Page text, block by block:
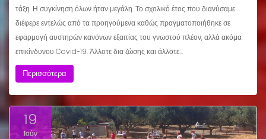
τάξη. Η συγκίνηση όλων ήταν μεγάλη. Το σχολικό έτος που διανύσαμε
διέφερε εντελώς από τα προηγούμενα καθώς πραγματοποιήθηκε σε
εφαρμογή αυστηρών κανόνων εξαιτίας του γνωστού πλέον, αλλά ακόμα
επικίνδυνου Covid-19. Άλλοτε δια ζώσης και άλλοτε…
Περισσότερα
19
Ιούν